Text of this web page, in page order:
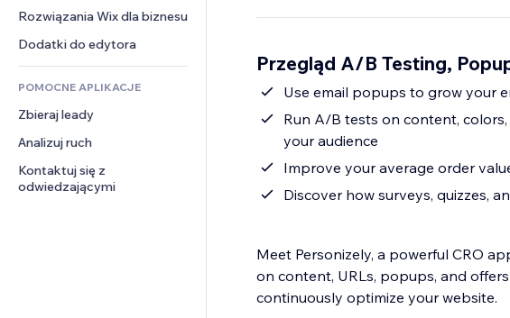
Ceny i subskrypcja
Crowdfunding
Żywność i napoje
Wiadomości
Banery i odznaki
Kalkulatory
Szukaj
Pogoda
Wykresy i tabele
Telefon
Społeczność
Opinie i polecenia
CRM
Rozwiązania Wix dla biznesu
Dodatki do edytora
POMOCNE APLIKACJE
Zbieraj leady
Analizuj ruch
Kontaktuj się z
odwiedzającymi
Przegląd A/B Testing,
Use email popups to grow your
Run A/B tests on content,
your audience
Improve your average order
Discover how surveys, quizzes,
Meet Personizely, a powerful CRO
on content, URLs, popups, and
continuously optimize your website.